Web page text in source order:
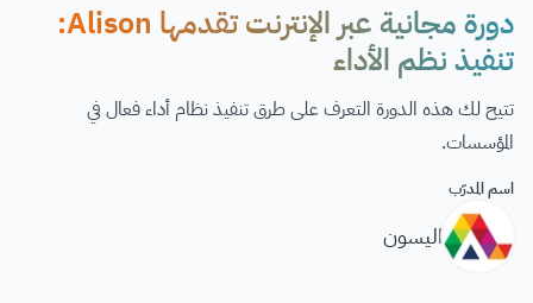
دورة مجانية عبر الإنترنت تقدمها Alison:
تنفيذ نظم الأداء
تتيح لك هذه الدورة التعرف على طرق تنفيذ نظام أداء فعال في
المؤسسات.
اسم المدرّب
اليسون